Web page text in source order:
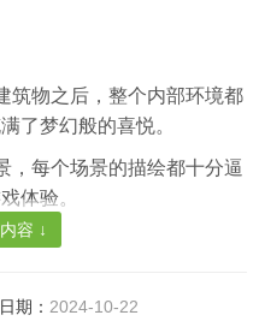
筑物之后，整个内部环境都
了梦幻般的喜悦。
，每个场景的描绘都十分逼
体验。
题与挑战纷至沓来，只要持
容 ↓
日期： 2024-10-22